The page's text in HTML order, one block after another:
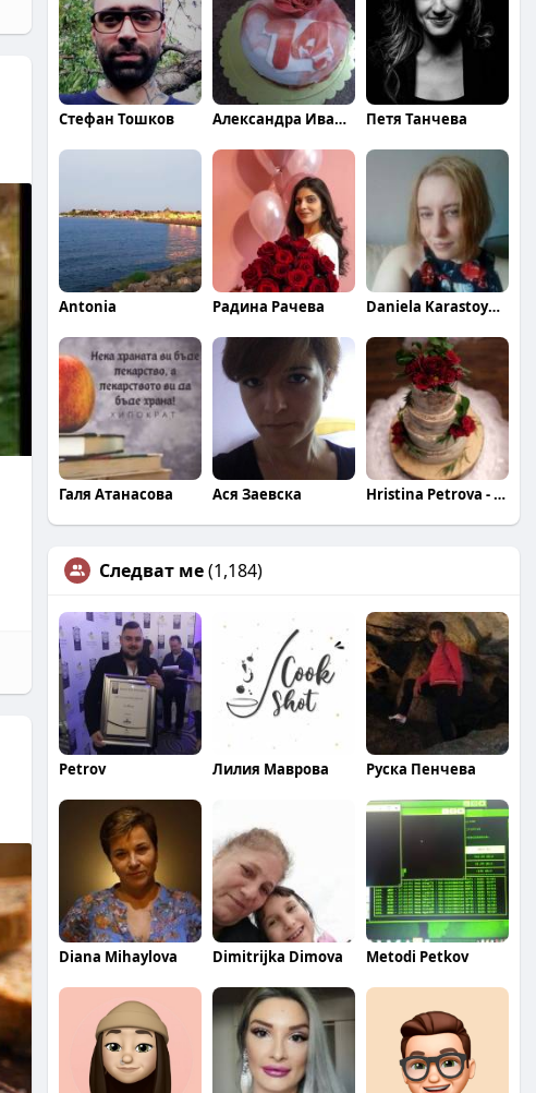
Стефан Тошков Александра Иванова Петя Танчева
Antonia Радина Рачева Daniela Karastoykova
Галя Атанасова Ася Заевска Hristina Petrova - Georgieva
Следват ме(1,184)
Petrov Лилия Маврова Руска Пенчева
Diana Mihaylova Dimitrijka Dimova Metodi Petkov